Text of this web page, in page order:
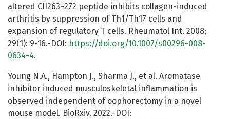
altered CII263–272 peptide inhibits collagen-induced
arthritis by suppression of Th1/Th17 cells and
expansion of regulatory T cells. Rheumatol Int. 2008;
29(1): 9-16.-DOI: https://doi.org/10.1007/s00296-008-
0634-4.
Young N.A., Hampton J., Sharma J., et al. Aromatase
inhibitor induced musculoskeletal inflammation is
observed independent of oophorectomy in a novel
mouse model. BioRxiv. 2022.-DOI: